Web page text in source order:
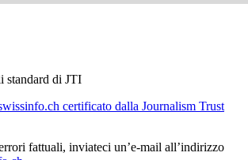
standard di JTI
certificato dalla Journalism Trust
fattuali, inviateci un’e-mail all’indirizzo